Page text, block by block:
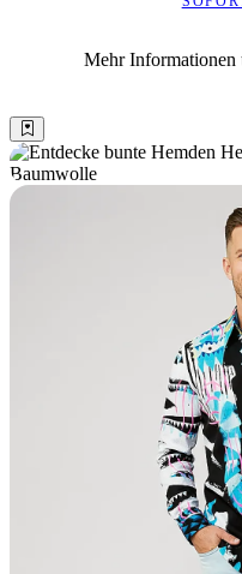
Mehr Informationen